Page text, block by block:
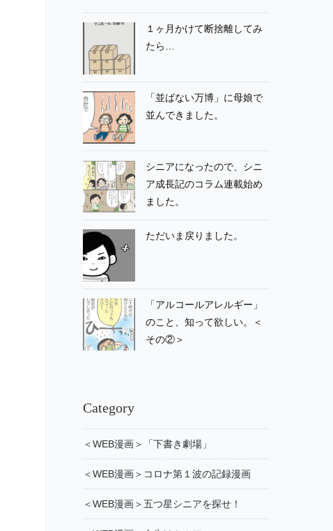
１ヶ月かけて断捨離してみ
たら…
「並ばない万博」に母娘で
並んできました。
シニアになったので、シニ
ア成長記のコラム連載始め
ました。
ただいま戻りました。
「アルコールアレルギー」
のこと、知って欲しい。＜
その②＞
Category
＜WEB漫画＞「下書き劇場」
＜WEB漫画＞コロナ第１波の記録漫画
＜WEB漫画＞五つ星シニアを探せ！